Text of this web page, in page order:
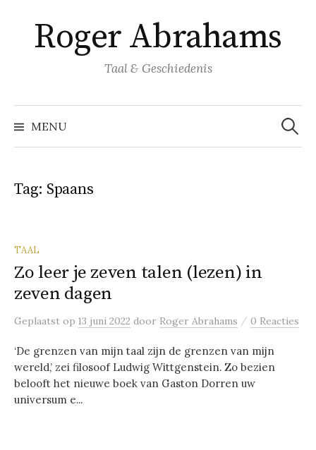
inhoud
springen
Roger Abrahams
Taal & Geschiedenis
MENU
Zoeken
naar:
Tag: Spaans
TAAL
Zo leer je zeven talen (lezen) in
zeven dagen
Geplaatst op 13 juni 2022 door Roger Abrahams / 0 Reacties
‘De grenzen van mijn taal zijn de grenzen van mijn
wereld,’ zei filosoof Ludwig Wittgenstein. Zo bezien
belooft het nieuwe boek van Gaston Dorren uw
universum e...